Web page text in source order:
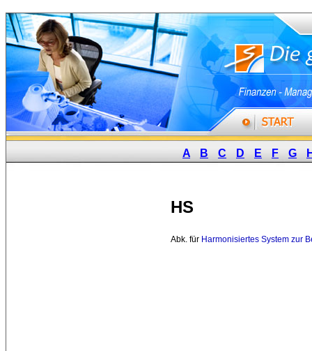
A B C D E F G
HS
Abk. für Harmonisiertes System zur